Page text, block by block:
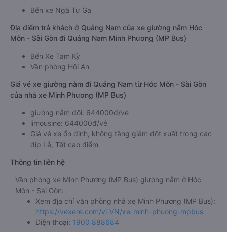
Bến xe Ngã Tư Ga
Địa điểm trả khách ở Quảng Nam của xe giường nằm Hóc
Môn - Sài Gòn đi Quảng Nam Minh Phương (MP Bus)
Bến Xe Tam Kỳ
Văn phòng Hội An
Giá vé xe giường nằm đi Quảng Nam từ Hóc Môn - Sài Gòn
của nhà xe Minh Phương (MP Bus)
giường nằm đôi: 644000đ/vé
limousine: 644000đ/vé
Giá vé xe ổn định, không tăng giảm đột xuất trong các
dịp Lễ, Tết cao điểm
Thông tin liên hệ
Văn phòng xe Minh Phương (MP Bus) giường nằm ở Hóc
Môn - Sài Gòn:
Xem địa chỉ văn phòng nhà xe Minh Phương (MP Bus):
https://vexere.com/vi-VN/xe-minh-phuong-mpbus
Điện thoại: 1900 888684